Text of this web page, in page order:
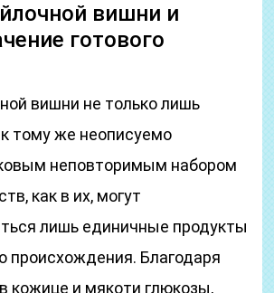
вишни и
готового
вишни не только лишь
тому же неописуемо
неповторимым набором
как в их, могут
лишь единичные продукты
происхождения. Благодаря
кожице и мякоти глюкозы,